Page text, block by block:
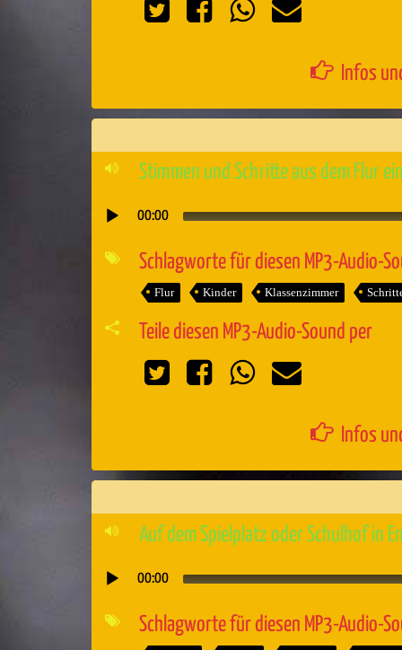
Infos
Stimmen und Schritte aus dem Flur
Audio-
Player
00:00
Schlagworte für diesen MP3-Audio-
Flur Kinder Klassenzimmer
Teile diesen MP3-Audio-Sound per
Infos
Auf dem Spielplatz oder Schulhof in
Audio-
Player
00:00
Schlagworte für diesen MP3-Audio-